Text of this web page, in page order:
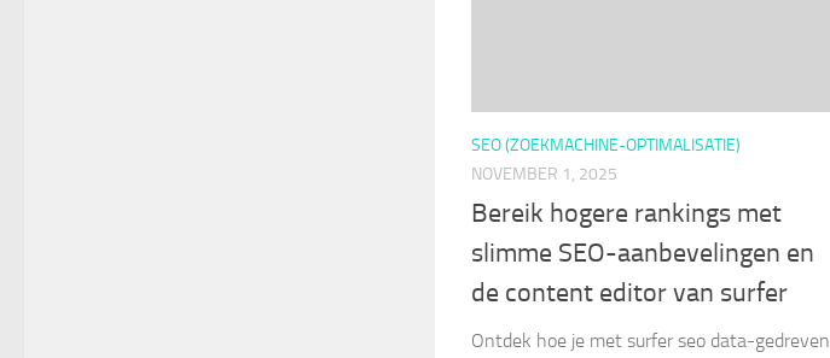
SEO (ZOEKMACHINE-OPTIMALISATIE)
NOVEMBER 1, 2025
Bereik hogere rankings met
slimme SEO-aanbevelingen en
de content editor van surfer
Ontdek hoe je met surfer seo data-gedreven